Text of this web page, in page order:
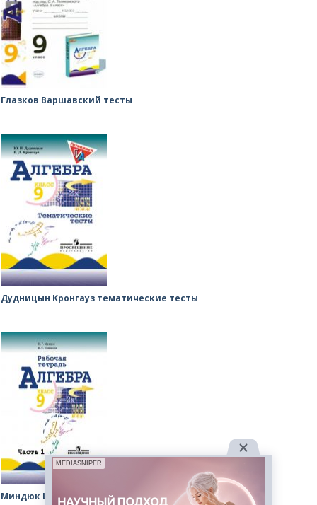
Глазков Варшавский тесты
Дудницын Кронгауз тематические тесты
Миндюк Шлыкова рабочая тетрадь
MEDIASNIPER